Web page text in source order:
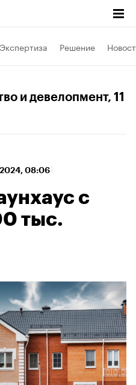
Экспертиза Решение
и девелопмент, 11
08:06
с
тыс.